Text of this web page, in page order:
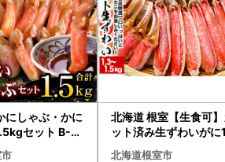
にしゃぶ・かに
セット B-0
北海道 根室【生食可】
ット済み生ずわいがに
～1.5kg×1P B-38005
北海道根室市